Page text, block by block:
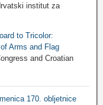
institut za
to Tricolor:
Arms and Flag
and Croatian
170. obljetnice